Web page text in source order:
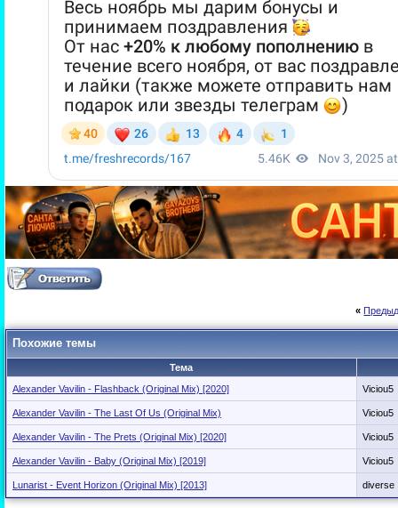
«
Похожие темы
Тема
Alexander Vavilin - Flashback (Original Mix) [2020]
Viciou5
Alexander Vavilin - The Last Of Us (Original Mix) Viciou5
Alexander Vavilin - The Prets (Original Mix) [2020] Viciou5
Alexander Vavilin - Baby (Original Mix) [2019] Viciou5
Lunarist - Event Horizon (Original Mix) [2013] diverse